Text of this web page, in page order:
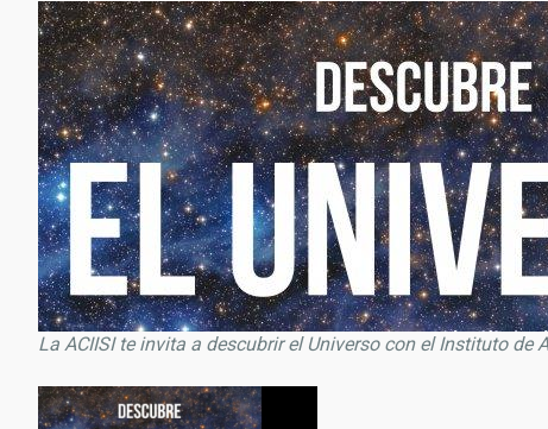
la
navegación
La ACIISI te invita a descubrir el Universo con el Instituto de